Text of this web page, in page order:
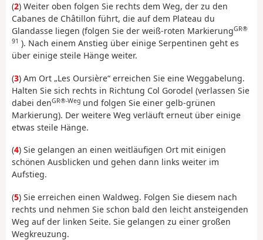
(2) Weiter oben folgen Sie rechts dem Weg, der zu den
Cabanes de Châtillon führt, die auf dem Plateau du
Glandasse liegen (folgen Sie der weiß-roten MarkierungGR®
91 ). Nach einem Anstieg über einige Serpentinen geht es
über einige steile Hänge weiter.
(3) Am Ort „Les Oursière“ erreichen Sie eine Weggabelung.
Halten Sie sich rechts in Richtung Col Gorodel (verlassen Sie
dabei denGR®-Weg und folgen Sie einer gelb-grünen
Markierung). Der weitere Weg verläuft erneut über einige
etwas steile Hänge.
(4) Sie gelangen an einen weitläufigen Ort mit einigen
schönen Ausblicken und gehen dann links weiter im
Aufstieg.
(5) Sie erreichen einen Waldweg. Folgen Sie diesem nach
rechts und nehmen Sie schon bald den leicht ansteigenden
Weg auf der linken Seite. Sie gelangen zu einer großen
Wegkreuzung.